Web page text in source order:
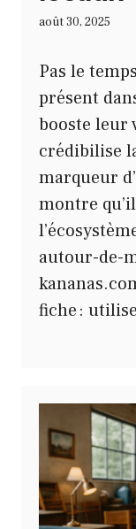
août 30, 2025
Pas le
présent
booste leur
crédibilise
marqueur
montre
autour-de-
fiche :